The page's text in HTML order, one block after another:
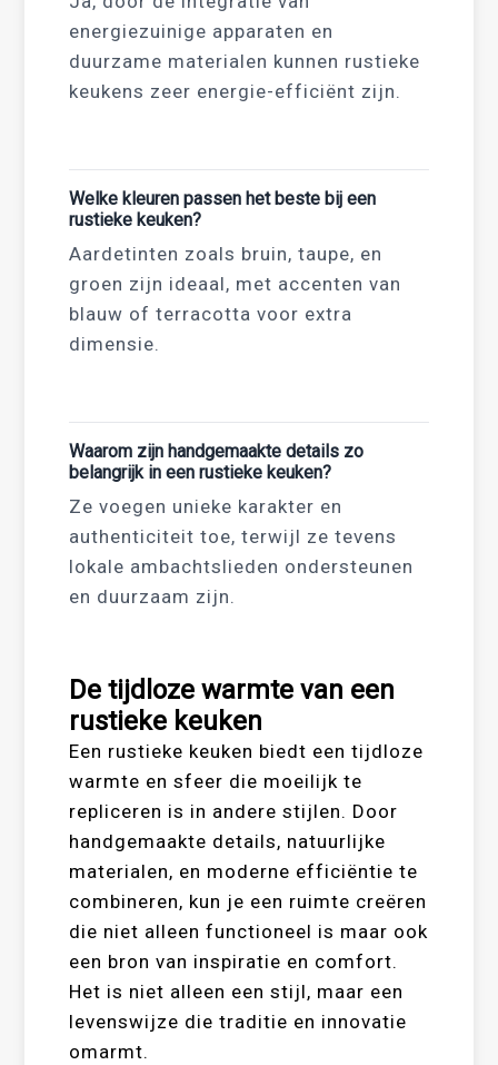
energiezuinige apparaten en
duurzame materialen kunnen rustieke
keukens zeer energie-efficiënt zijn.
Welke kleuren passen het beste bij een
rustieke keuken?
Aardetinten zoals bruin, taupe, en
groen zijn ideaal, met accenten van
blauw of terracotta voor extra
dimensie.
Waarom zijn handgemaakte details zo
belangrijk in een rustieke keuken?
Ze voegen unieke karakter en
authenticiteit toe, terwijl ze tevens
lokale ambachtslieden ondersteunen
en duurzaam zijn.
De tijdloze warmte van een
rustieke keuken
Een rustieke keuken biedt een tijdloze
warmte en sfeer die moeilijk te
repliceren is in andere stijlen. Door
handgemaakte details, natuurlijke
materialen, en moderne efficiëntie te
combineren, kun je een ruimte creëren
die niet alleen functioneel is maar ook
een bron van inspiratie en comfort.
Het is niet alleen een stijl, maar een
levenswijze die traditie en innovatie
omarmt.